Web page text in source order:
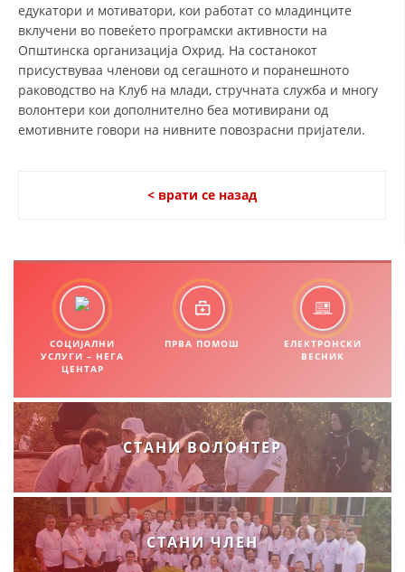
ПРОМОЦИЈА НА ХУМАНИ ВРЕДНОСТИ
СОЦИЈАЛНО ХУМАНИТАРНА ДЕЈНОСТ
КАКО ДА ДОНИРАТЕ
ИСТРАЖУВАЊЕ НА ЈАВНО МИСЛЕЊЕ
МЕЃУНАРОДНА СОРАБОТКА
ЗНАЧЕЊЕ НА СЛУЖБАТА ЗА БАРАЊЕ
ЗДРАВСТВЕНО ПРЕВЕНТИВНА ДЕЈНОСТ
ПРВА ПОМОШ
КРВОДАРИТЕЛСТВО
ИНФОРМАЦИИ ЗА БОЛЕСТИ
МЕНАЏМЕНТ НА ВОЛОНТЕРИ
едукатори и мотиватори, кои работат со младинците
вклучени во повеќето програмски активности на
Општинска организација Охрид. На состанокот
присуствуваа членови од сегашното и поранешното
раководство на Клуб на млади, стручната служба и многу
волонтери кои дополнително беа мотивирани од
емотивните говори на нивните повозрасни пријатели.
< врати се назад
СОЦИЈАЛНИ
УСЛУГИ – НЕГА
ЦЕНТАР
ПРВА ПОМОШ
ЕЛЕКТРОНСКИ
ВЕСНИК
СТАНИ ВОЛОНТЕР
СТАНИ ЧЛЕН